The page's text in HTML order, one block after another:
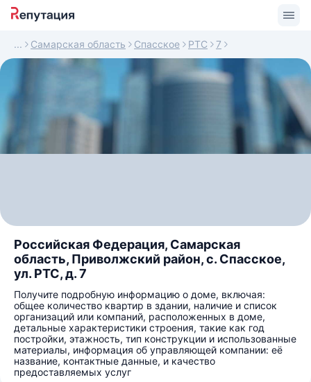
Самарская область Спасское РТС 7
Российская Федерация, Самарская
область, Приволжский район, с. Спасское,
ул. РТС, д. 7
Получите подробную информацию о доме, включая:
общее количество квартир в здании, наличие и список
организаций или компаний, расположенных в доме,
детальные характеристики строения, такие как год
постройки, этажность, тип конструкции и использованные
материалы, информация об управляющей компании: её
название, контактные данные, и качество
предоставляемых услуг